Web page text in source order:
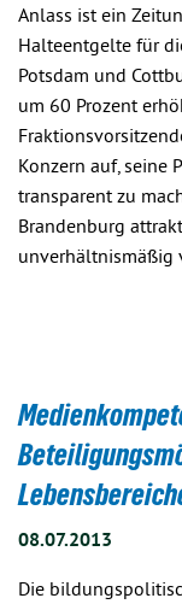
Anlass ist ein
Halteentgelte für
Potsdam und
um 60 Prozent
Konzern auf, seine
transparent zu
Brandenburg
unverhältnismäßig
08.07.2013
Die